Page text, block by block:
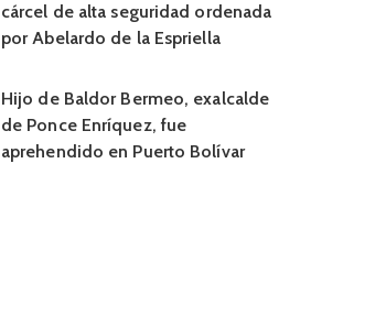
cárcel de alta seguridad ordenada
por Abelardo de la Espriella
Hijo de Baldor Bermeo, exalcalde
de Ponce Enríquez, fue
aprehendido en Puerto Bolívar